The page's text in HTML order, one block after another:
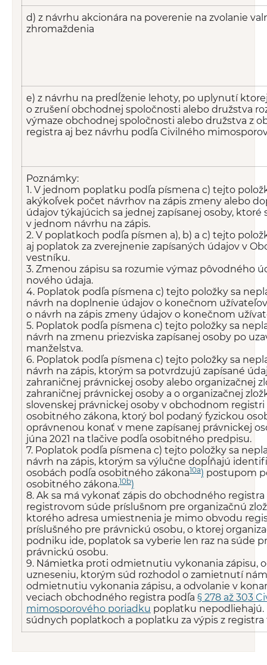
d) z návrhu akcionára na poverenie na zvolanie
zhromaždenia
e) z návrhu na predĺženie lehoty, po uplynutí
o zrušení obchodnej spoločnosti alebo družstva
výmaze obchodnej spoločnosti alebo družstva z
registra aj bez návrhu podľa Civilného
Poznámky:
1. V jednom poplatku podľa písmena c) tejto
akýkoľvek počet návrhov na zápis zmeny alebo
údajov týkajúcich sa jednej zapísanej osoby, ktoré
v jednom návrhu na zápis.
2. V poplatkoch podľa písmen a), b) a c) tejto
aj poplatok za zverejnenie zapísaných údajov v
vestníku.
3. Zmenou zápisu sa rozumie výmaz pôvodného
nového údaja.
4. Poplatok podľa písmena c) tejto položky sa
návrh na doplnenie údajov o konečnom
o návrh na zápis zmeny údajov o konečnom
5. Poplatok podľa písmena c) tejto položky sa
návrh na zmenu priezviska zapísanej osoby po
manželstva.
6. Poplatok podľa písmena c) tejto položky sa
návrh na zápis, ktorým sa potvrdzujú zapísané
zahraničnej právnickej osoby alebo organizačnej
zahraničnej právnickej osoby a o organizačnej
slovenskej právnickej osoby v obchodnom registri
osobitného zákona, ktorý bol podaný fyzickou
oprávnenou konať v mene zapísanej právnickej
júna 2021 na tlačive podľa osobitného predpisu.
7. Poplatok podľa písmena c) tejto položky sa
návrh na zápis, ktorým sa výlučne dopĺňajú
osobách podľa osobitného zákona10a) postupom
osobitného zákona.10b)
8. Ak sa má vykonať zápis do obchodného registra
registrovom súde príslušnom pre organizačnú
ktorého adresa umiestnenia je mimo obvodu
príslušného pre právnickú osobu, o ktorej
podniku ide, poplatok sa vyberie len raz na súde
právnickú osobu.
9. Námietka proti odmietnutiu vykonania zápisu,
uzneseniu, ktorým súd rozhodol o zamietnutí
odmietnutiu vykonania zápisu, a odvolanie v
veciach obchodného registra podľa § 278 až 303
mimosporového poriadku poplatku nepodliehajú.
súdnych poplatkoch a poplatku za výpis z registra